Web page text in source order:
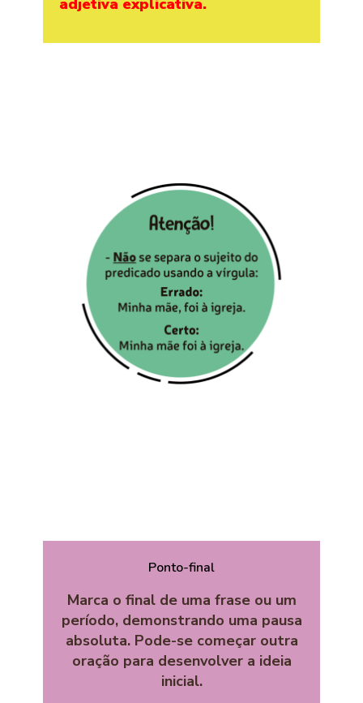
Ponto-final
Marca o final de uma frase ou um
período, demonstrando uma pausa
absoluta. Pode-se começar outra
oração para desenvolver a ideia
inicial.